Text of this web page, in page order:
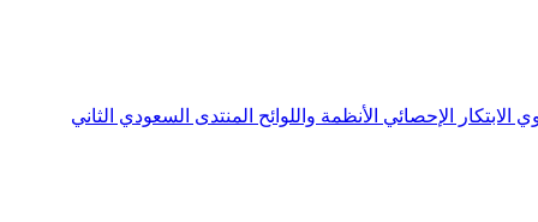
الابتكار الإحصائي الأنظمة واللوائح المنتدى السعودي الثاني